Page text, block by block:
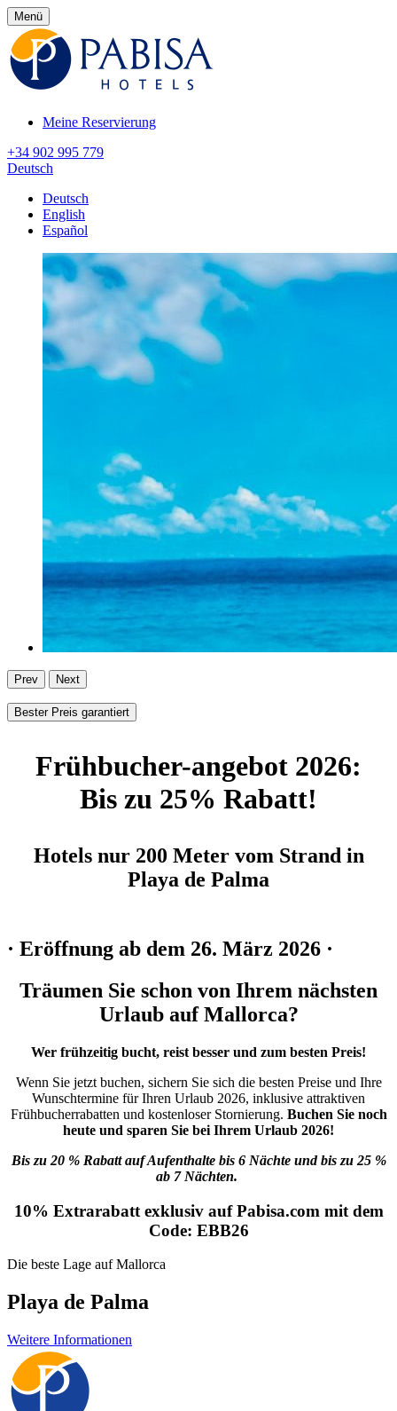
Menü
Meine Reservierung
+34 902 995 779
Deutsch
Deutsch
English
Español
Prev Next
Bester Preis garantiert
Frühbucher-angebot 2026:
Bis zu 25% Rabatt!
Hotels nur 200 Meter vom Strand in
Playa de Palma
· Eröffnung ab dem 26. März 2026 ·
Träumen Sie schon von Ihrem nächsten
Urlaub auf Mallorca?
Wer frühzeitig bucht, reist besser und zum besten Preis!
Wenn Sie jetzt buchen, sichern Sie sich die besten Preise und Ihre
Wunschtermine für Ihren Urlaub 2026, inklusive attraktiven
Frühbucherrabatten und kostenloser Stornierung. Buchen Sie noch
heute und sparen Sie bei Ihrem Urlaub 2026!
Bis zu 20 % Rabatt auf Aufenthalte bis 6 Nächte und bis zu 25 %
ab 7 Nächten.
10% Extrarabatt exklusiv auf Pabisa.com mit dem
Code: EBB26
Die beste Lage auf Mallorca
Playa de Palma
Weitere Informationen